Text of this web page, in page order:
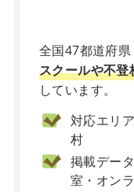
全国47都道府県
スクールや不
しています。
対応エリ
村
掲載データ
室・オン